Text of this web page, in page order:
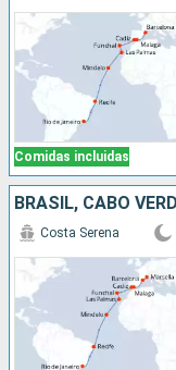
Comidas incluidas
Costa Serena